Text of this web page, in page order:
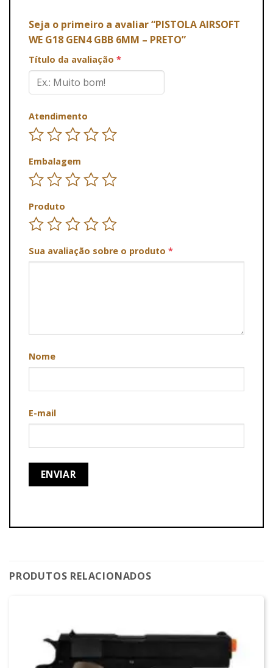
Seja o primeiro a avaliar “PISTOLA AIRSOFT
WE G18 GEN4 GBB 6MM – PRETO”
Título da avaliação *
Atendimento
Embalagem
Produto
Sua avaliação sobre o produto *
Nome
E-mail
PRODUTOS RELACIONADOS